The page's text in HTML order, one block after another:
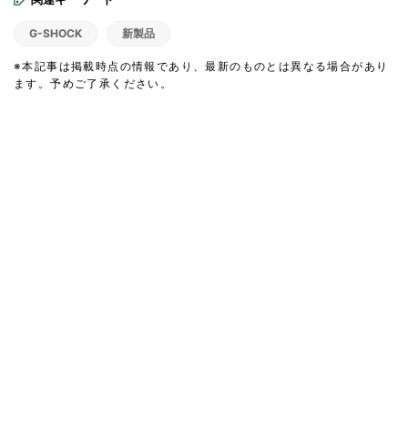
G-SHOCK 新製品
※本記事は掲載時点の情報であり、最新のものとは異なる場合があり
ます。予めご了承ください。